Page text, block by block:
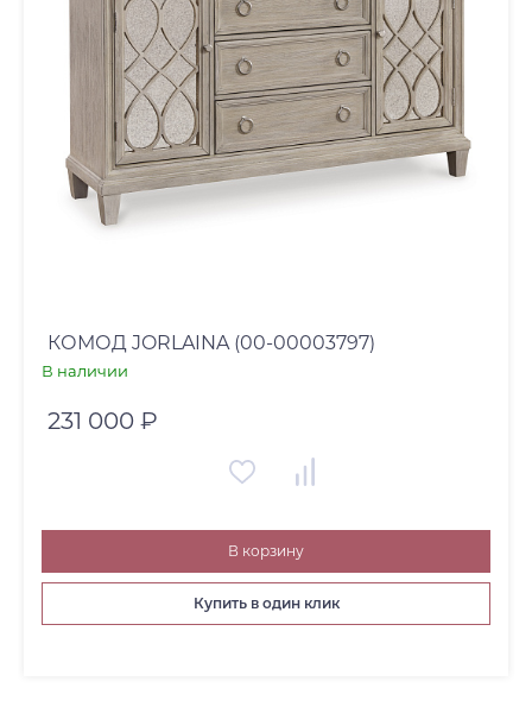
КОМОД JORLAINA (00-00003797)
В наличии
231 000 ₽
В корзину
Купить в один клик